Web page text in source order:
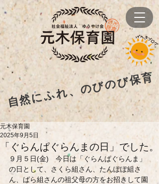
自然にふれ、のびのび保育
「ぐらんぱぐらんまの日」でした。
元木保育園
2025年9月5日
９月５日(金)　今日は「ぐらんぱぐらんま」
の日として、さくら組さん、たんぽぽ組さ
ん、ばら組さんの祖父母の方をお招きして園